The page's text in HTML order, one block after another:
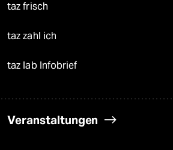
taz frisch
taz zahl ich
taz lab Infobrief
Veranstaltungen